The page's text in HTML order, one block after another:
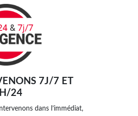
7J/7 ET
24
dans l’immédiat,